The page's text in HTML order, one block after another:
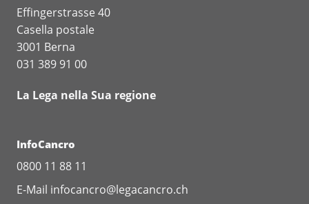
Effingerstrasse 40
Casella postale
3001 Berna
031 389 91 00
La Lega nella Sua regione
InfoCancro
0800 11 88 11
E-Mail infocancro@legacancro.ch